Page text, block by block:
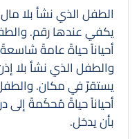
الطفل الذي نشأ بلا
يكفي عندها رقم.
أحياناً حياةً عامةً
والطفل الذي نشأ بلا
يستقرّ في مكان.
أحياناً حياةً مُحكَمةً
بأن يدخل.